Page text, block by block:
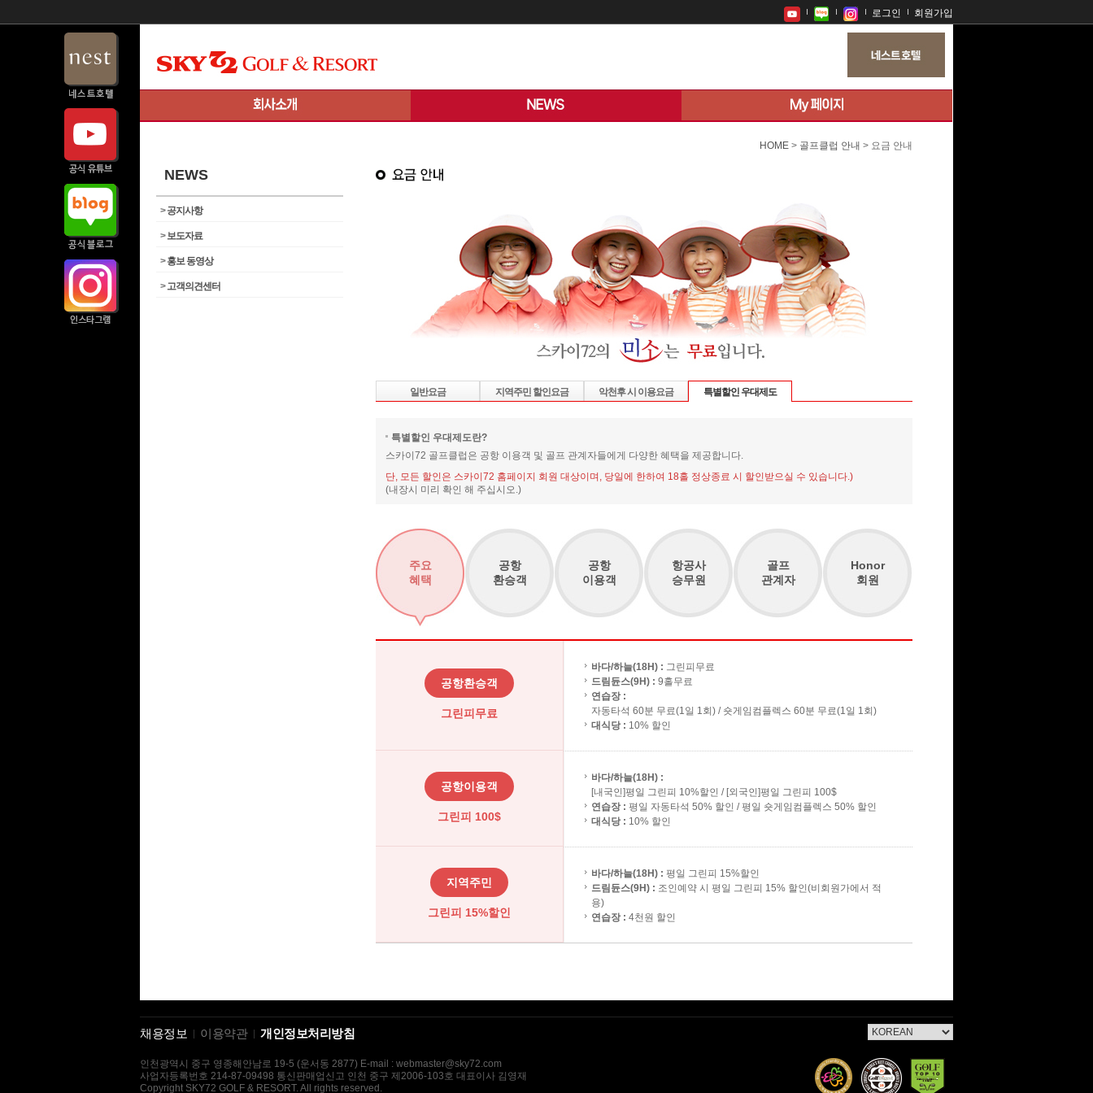
로그인 회원가입
NEWS
>공지사항
>보도자료
>홍보 동영상
>고객의견센터
HOME > 골프클럽 안내 > 요금 안내
일반요금 지역주민 할인요금 악천후 시 이용요금 특별할인 우대제도
특별할인 우대제도란?
스카이72 골프클럽은 공항 이용객 및 골프 관계자들에게 다양한 혜택을 제공합니다.
단, 모든 할인은 스카이72 홈페이지 회원 대상이며, 당일에 한하여 18홀 정상종료 시 할인받으실 수 있습니다.)
(내장시 미리 확인 해 주십시오.)
주요
혜택
공항
환승객
공항
이용객
항공사
승무원
골프
관계자
Honor
회원
공항환승객
그린피무료
바다/하늘(18H) : 그린피무료
드림듄스(9H) : 9홀무료
연습장 :
자동타석 60분 무료(1일 1회) / 숏게임컴플렉스 60분 무료(1일 1회)
대식당 : 10% 할인
공항이용객
그린피 100$
바다/하늘(18H) :
[내국인]평일 그린피 10%할인 / [외국인]평일 그린피 100$
연습장 : 평일 자동타석 50% 할인 / 평일 숏게임컴플렉스 50% 할인
대식당 : 10% 할인
지역주민
그린피 15%할인
바다/하늘(18H) : 평일 그린피 15%할인
드림듄스(9H) : 조인예약 시 평일 그린피 15% 할인(비회원가에서 적
용)
연습장 : 4천원 할인
채용정보 이용약관 개인정보처리방침
인천광역시 중구 영종해안남로 19-5 (운서동 2877) E-mail : webmaster@sky72.com
사업자등록번호 214-87-09498 통신판매업신고 인천 중구 제2006-103호 대표이사 김영재
Copyright SKY72 GOLF & RESORT. All rights reserved.